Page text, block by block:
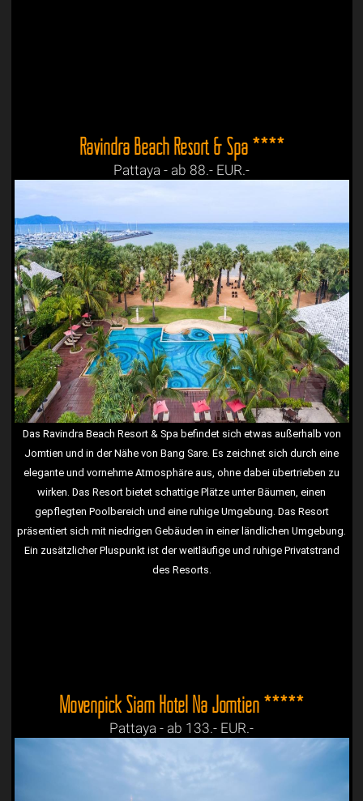
Ravindra Beach Resort & Spa ****
Pattaya - ab 88.- EUR.-
Das Ravindra Beach Resort & Spa befindet sich etwas außerhalb von
Jomtien und in der Nähe von Bang Sare. Es zeichnet sich durch eine
elegante und vornehme Atmosphäre aus, ohne dabei übertrieben zu
wirken. Das Resort bietet schattige Plätze unter Bäumen, einen
gepflegten Poolbereich und eine ruhige Umgebung. Das Resort
präsentiert sich mit niedrigen Gebäuden in einer ländlichen Umgebung.
Ein zusätzlicher Pluspunkt ist der weitläufige und ruhige Privatstrand
des Resorts.
Mövenpick Siam Hotel Na Jomtien *****
Pattaya - ab 133.- EUR.-